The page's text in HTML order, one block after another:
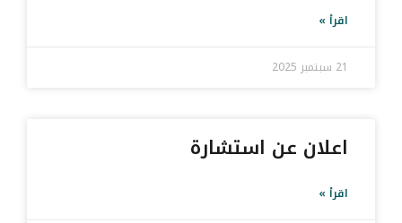
اقرأ »
21 سبتمبر 2025
اعلان عن استشارة
اقرأ »